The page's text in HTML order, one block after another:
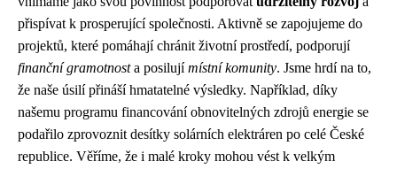
přispívat k prosperující společnosti. Aktivně se zapojujeme do
projektů, které pomáhají chránit životní prostředí, podporují
finanční gramotnosta posilujímístní komunity. Jsme hrdí na to,
že naše úsilí přináší hmatatelné výsledky. Například, díky
našemu programu financování obnovitelných zdrojů energie se
podařilo zprovoznit desítky solárních elektráren po celé České
republice. Věříme, že i malé kroky mohou vést k velkým